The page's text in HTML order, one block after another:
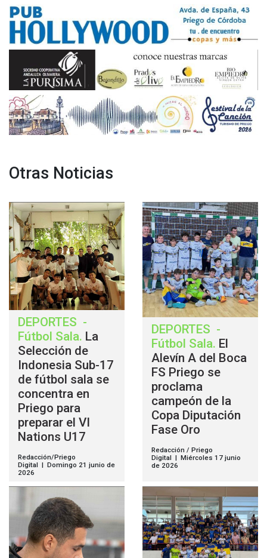
Otras Noticias
DEPORTES -
Fútbol Sala. La
Selección de
Indonesia Sub-17
de fútbol sala se
concentra en
Priego para
preparar el VI
Nations U17
Redacción/Priego
Digital | Domingo 21 junio de
2026
DEPORTES -
Fútbol Sala. El
Alevín A del Boca
FS Priego se
proclama
campeón de la
Copa Diputación
Fase Oro
Redacción / Priego
Digital | Miércoles 17 junio
de 2026